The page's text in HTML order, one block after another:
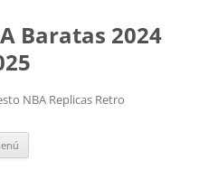
Baratas 2024
NBA Replicas Retro